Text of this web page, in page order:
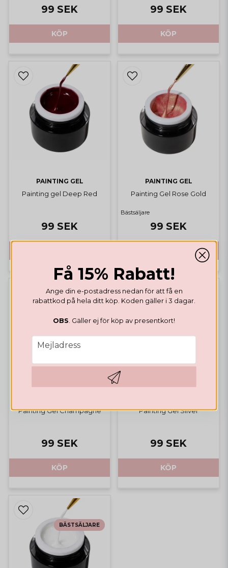
99 SEK
KÖP
99 SEK
KÖP
PAINTING GEL
Painting gel Deep Red
99 SEK
PAINTING GEL
Painting Gel Rose Gold
Bästsäljare
99 SEK
Painting Gel Champagne
99 SEK
KÖP
Painting Gel Silver
99 SEK
KÖP
BÄSTSÄLJARE
Få 15% Rabatt!
Ange din e-postadress nedan för att få en
rabattkod på hela ditt köp. Koden gäller i 3 dagar.
OBS . Gäller ej för köp av presentkort!
email
Mejladress